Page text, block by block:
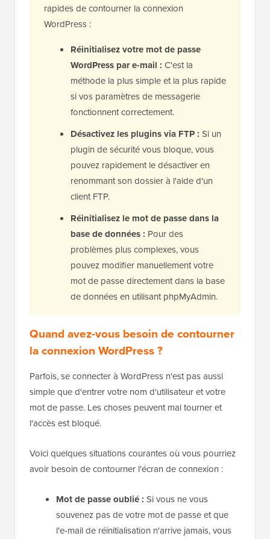
rapides de contourner la connexion
WordPress :
Réinitialisez votre mot de passe
WordPress par e-mail : C'est la
méthode la plus simple et la plus rapide
si vos paramètres de messagerie
fonctionnent correctement.
Désactivez les plugins via FTP : Si un
plugin de sécurité vous bloque, vous
pouvez rapidement le désactiver en
renommant son dossier à l'aide d'un
client FTP.
Réinitialisez le mot de passe dans la
base de données : Pour des
problèmes plus complexes, vous
pouvez modifier manuellement votre
mot de passe directement dans la base
de données en utilisant phpMyAdmin.
Quand avez-vous besoin de contourner
la connexion WordPress ?
Parfois, se connecter à WordPress n'est pas aussi
simple que d'entrer votre nom d'utilisateur et votre
mot de passe. Les choses peuvent mal tourner et
l'accès est bloqué.
Voici quelques situations courantes où vous pourriez
avoir besoin de contourner l'écran de connexion :
Mot de passe oublié : Si vous ne vous
souvenez pas de votre mot de passe et que
l'e-mail de réinitialisation n'arrive jamais, vous